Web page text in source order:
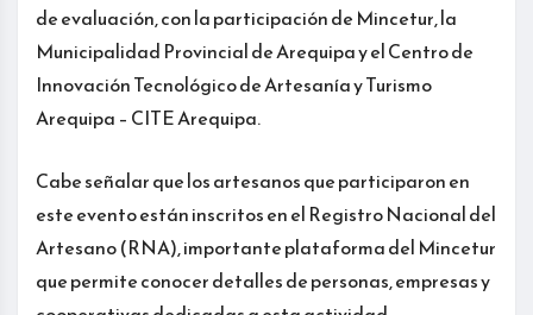
de evaluación, con la participación de Mincetur, la
Municipalidad Provincial de Arequipa y el Centro de
Innovación Tecnológico de Artesanía y Turismo
Arequipa – CITE Arequipa.
Cabe señalar que los artesanos que participaron en
este evento están inscritos en el Registro Nacional del
Artesano (RNA), importante plataforma del Mincetur
que permite conocer detalles de personas, empresas y